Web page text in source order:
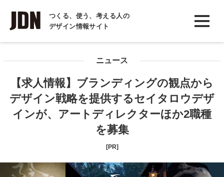
つくる、使う、考える人の
デザイン情報サイト
INTERVIEW
インタビュー
COLUMN
コラム
ニュース
【求人情報】ブランディングの観点から
デザイン戦略を提供するセイタロウデザ
インが、アートディレクターほか2職種
を募集
[PR]